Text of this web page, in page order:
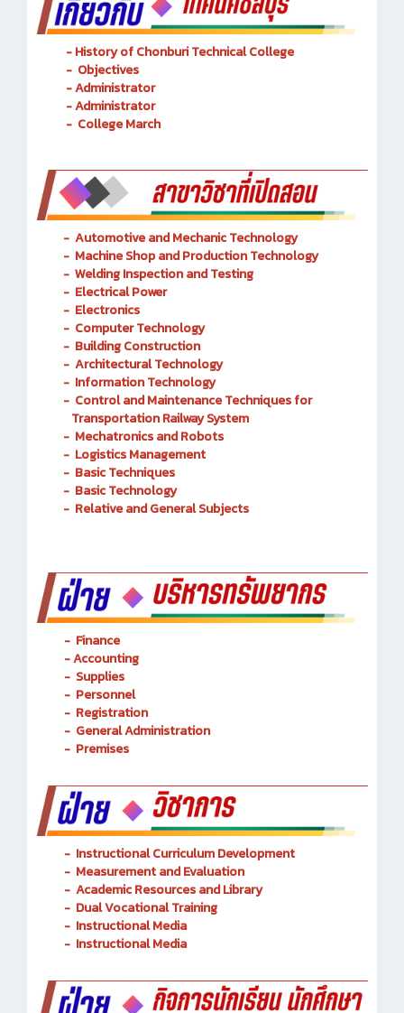
- History of Chonburi Technical College
- Objectives
- Administrator
- Administrator
- College March
- Automotive and MechanicTechnology
- Machine Shop and Production Technology
- Welding Inspection and Testing
- Electrical Power
- Electronics
- Computer Technology
- Building Construction
- Architectural Technology
- Information Technology
- Control and Maintenance Techniques for
Transportation Railway System
- Mechatronics and Robots
- Logistics Management
- Basic Techniques
- Basic Technology
- Relative and General Subjects
- Finance
-Accounting
- Supplies
- Personnel
- Registration
- General Administration
- Premises
- Instructional Curriculum Development
- Measurement and Evaluation
- Academic Resources and Library
- Dual Vocational Training
- Instructional Media
- Instructional Media